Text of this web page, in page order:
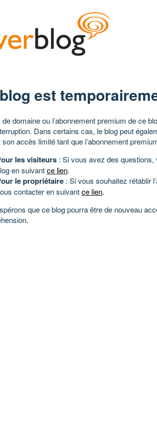
est
de domaine ou l’abonnement premium de ce
Dans certains cas, le blog peut
son accès limité tant que l’abonnement
les visiteurs : Si vous avez des
en suivantce lien.
le propriétaire : Si vous souhaitez rétablir
contacter en suivantce lien.
que ce blog pourra être de nouveau